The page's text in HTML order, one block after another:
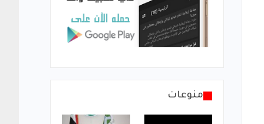
منوعات